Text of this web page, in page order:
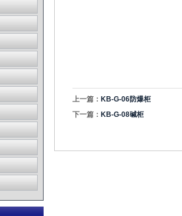
上一篇： KB-G-06防爆柜
下一篇： KB-G-08碱柜